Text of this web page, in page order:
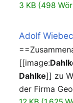
3 KB (498
Adolf
[[image:
Dahlke]] zu
der Firma